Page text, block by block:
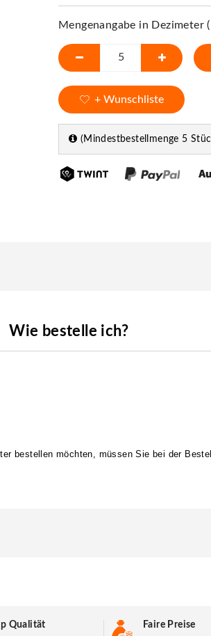
Mengenangabe in Dezimeter
+ Wunschliste
(Mindestbestellmenge 5
Wie bestelle ich?
bestellen möchten, müssen Sie bei der
Qualität
Faire Preise